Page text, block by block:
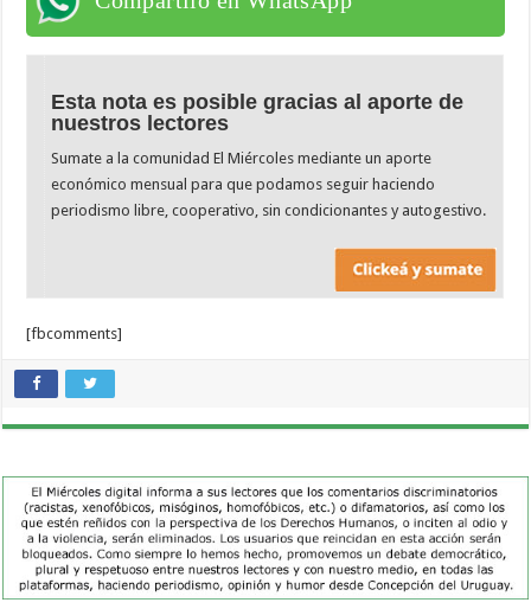
Esta nota es posible gracias al aporte de
nuestros lectores
Sumate a la comunidad El Miércoles mediante un aporte
económico mensual para que podamos seguir haciendo
periodismo libre, cooperativo, sin condicionantes y autogestivo.
[fbcomments]